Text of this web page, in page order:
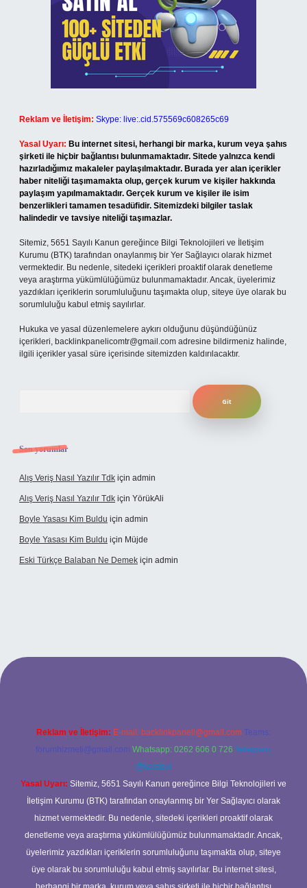
Reklam ve İletişim: Skype: live:.cid.575569c608265c69
Yasal Uyarı: Bu internet sitesi, herhangi bir marka, kurum veya şahıs
şirketi ile hiçbir bağlantısı bulunmamaktadır. Sitede yalnızca kendi
hazırladığımız makaleler paylaşılmaktadır. Burada yer alan içerikler
haber niteliği taşımamakta olup, gerçek kurum ve kişiler hakkında
paylaşım yapılmamaktadır. Gerçek kurum ve kişiler ile isim
benzerlikleri tamamen tesadüfidir. Sitemizdeki bilgiler taslak
halindedir ve tavsiye niteliği taşımazlar.
Sitemiz, 5651 Sayılı Kanun gereğince Bilgi Teknolojileri ve İletişim
Kurumu (BTK) tarafından onaylanmış bir Yer Sağlayıcı olarak hizmet
vermektedir. Bu nedenle, sitedeki içerikleri proaktif olarak denetleme
veya araştırma yükümlülüğümüz bulunmamaktadır. Ancak, üyelerimiz
yazdıkları içeriklerin sorumluluğunu taşımakta olup, siteye üye olarak bu
sorumluluğu kabul etmiş sayılırlar.
Hukuka ve yasal düzenlemelere aykırı olduğunu düşündüğünüz
içerikleri, backlinkpanelicomtr@gmail.com adresine bildirmeniz halinde,
ilgili içerikler yasal süre içerisinde sitemizden kaldırılacaktır.
Son yorumlar
Alış Veriş Nasıl Yazılır Tdk için admin
Alış Veriş Nasıl Yazılır Tdk için YörükAli
Boyle Yasası Kim Buldu için admin
Boyle Yasası Kim Buldu için Müjde
Eski Türkçe Balaban Ne Demek için admin
Reklam ve İletişim: E-mail: backlinkpaneli@gmail.com Teams:
forumhizmeti@gmail.com Whatsapp: 0262 606 0 726 Telegram:
@karabul
Yasal Uyarı: Sitemiz, 5651 Sayılı Kanun gereğince Bilgi Teknolojileri ve
İletişim Kurumu (BTK) tarafından onaylanmış bir Yer Sağlayıcı olarak
hizmet vermektedir. Bu nedenle, sitedeki içerikleri proaktif olarak
denetleme veya araştırma yükümlülüğümüz bulunmamaktadır. Ancak,
üyelerimiz yazdıkları içeriklerin sorumluluğunu taşımakta olup, siteye
üye olarak bu sorumluluğu kabul etmiş sayılırlar. Bu internet sitesi,